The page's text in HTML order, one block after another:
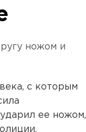
ножом и
с которым
ее ножом,